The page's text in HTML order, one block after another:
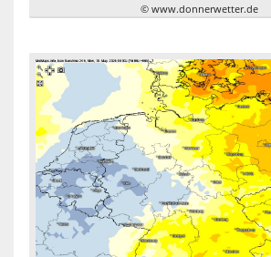
© www.donnerwetter.de